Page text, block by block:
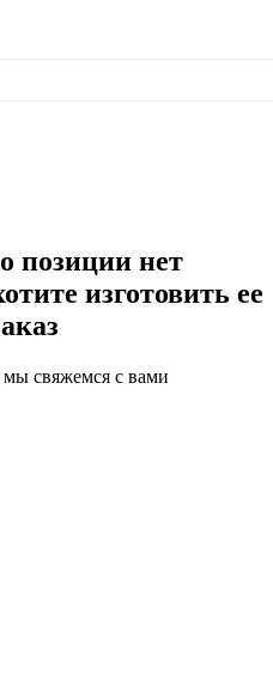
позиции нет
изготовить ее
свяжемся с вами